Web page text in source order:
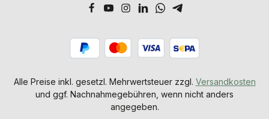
Alle Preise inkl. gesetzl. Mehrwertsteuer zzgl. Versandkosten
und ggf. Nachnahmegebühren, wenn nicht anders
angegeben.